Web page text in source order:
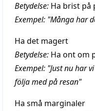
Betydelse: Ha brist på
Exempel: "Många har
Ha det magert
Betydelse: Ha ont om
Exempel: "Just nu har
följa med på resan"
Ha små marginaler